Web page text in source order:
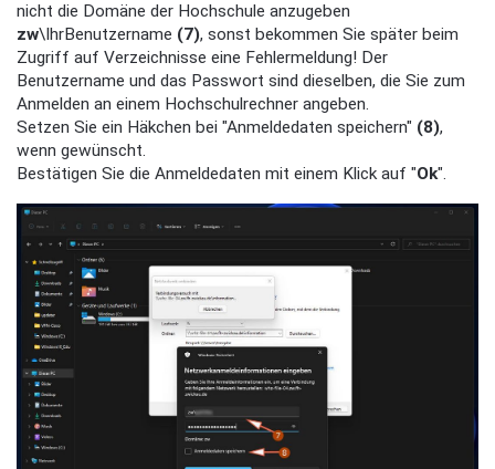
nicht die Domäne der Hochschule anzugeben
zw\IhrBenutzername (7), sonst bekommen Sie später beim
Zugriff auf Verzeichnisse eine Fehlermeldung! Der
Benutzername und das Passwort sind dieselben, die Sie zum
Anmelden an einem Hochschulrechner angeben.
Setzen Sie ein Häkchen bei "Anmeldedaten speichern" (8),
wenn gewünscht.
Bestätigen Sie die Anmeldedaten mit einem Klick auf "Ok".